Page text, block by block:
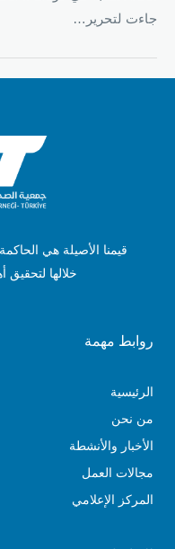
جاءت لتحرير…
قيمنا الأصيلة هي
خلالها لتحقيق
روابط مهمة
الرئيسية
من نحن
الأخبار والأنشطة
مجالات العمل
المركز الإعلامي